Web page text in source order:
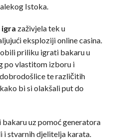
Istoka.
zaživjela tek u
eksploziji online casina.
priliku igrati bakaru u
po vlastitom izboru i
te različitih
bi si olakšali put do
uz pomoć generatora
i stvarnih djelitelja karata.